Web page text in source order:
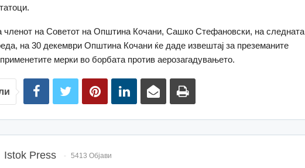
на Советот на Општина Кочани, Сашко Стефановски, на следната
на 30 декември Општина Кочани ќе даде извештај за преземаните
мерки во борбата против аерозагадувањето.
Istok Press 5413 Објави